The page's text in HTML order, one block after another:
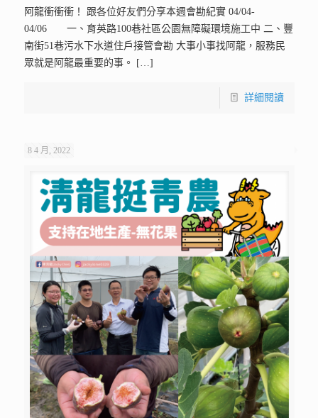
阿龍衝衝衝！ 跟各位好友們分享本週會勘紀實 04/04-
04/06 一、育英路100巷社區公園無障礙環境施工中 二、豐
南街51巷污水下水道住戶接管會勘 大事小事找阿龍，服務民
眾就是阿龍最重要的事。
[…]
詳細閱讀
8 4 月, 2022